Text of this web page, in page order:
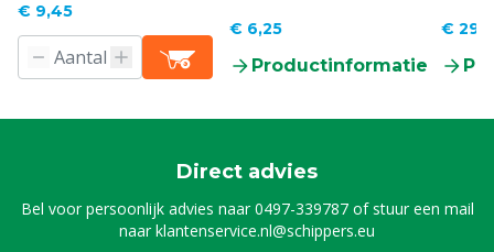
€ 9,45
€ 6,25
Productinformatie
€
Direct advies
Bel voor persoonlijk advies naar0497-339787of stuur een mail
naarklantenservice.nl@schippers.eu